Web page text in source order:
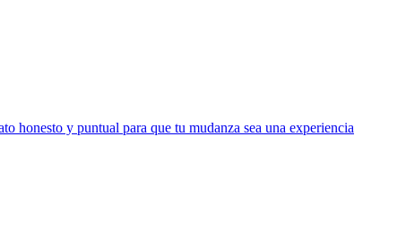
honesto y puntual para que tu mudanza sea una experiencia